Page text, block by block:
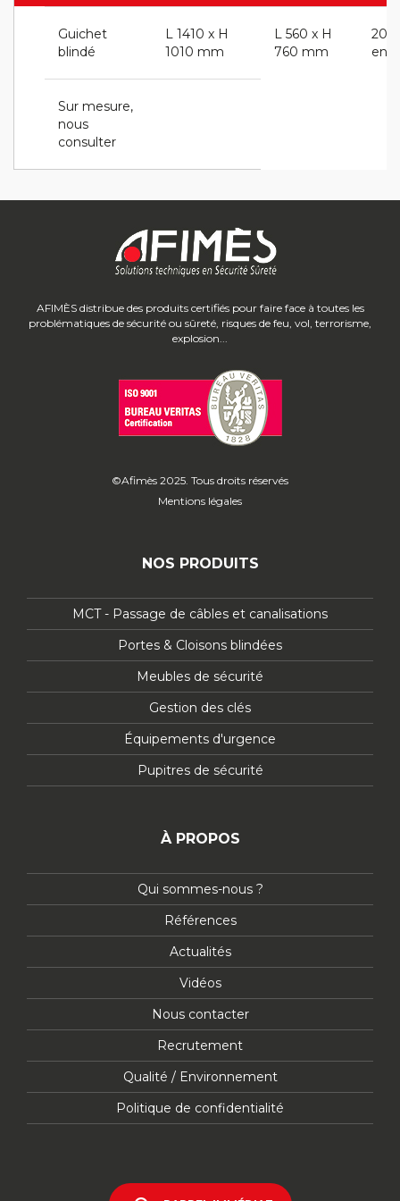
Guichet
blindé
L 1410 x H
1010 mm
L 560 x H
760 mm
Sur mesure,
nous
consulter
AFIMÈS distribue des produits certifiés pour faire face à toutes les
problématiques de sécurité ou sûreté, risques de feu, vol, terrorisme,
explosion...
©Afimès 2025. Tous droits réservés
Mentions légales
NOS PRODUITS
MCT - Passage de câbles et canalisations
Portes & Cloisons blindées
Meubles de sécurité
Gestion des clés
Équipements d'urgence
Pupitres de sécurité
À PROPOS
Qui sommes-nous ?
Références
Actualités
Vidéos
Nous contacter
Recrutement
Qualité / Environnement
Politique de confidentialité